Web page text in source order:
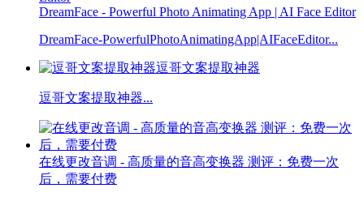
DreamFace - Powerful Photo Animating App | AI Face Editor
DreamFace-PowerfulPhotoAnimatingApp|AIFaceEditor...
逗哥文案提取神器
逗哥文案提取神器...
在线更改音调 - 高质量的音高变换器 测评：免费一次
后，需要付费